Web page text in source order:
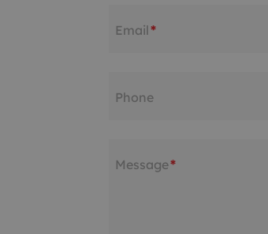
Email*
Phone
Message*